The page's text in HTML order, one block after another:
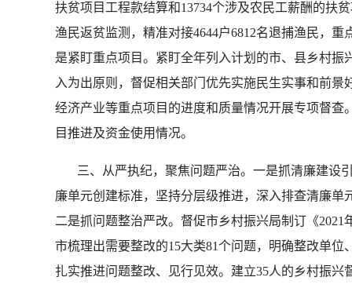
扶贫项目工程款结算和13734个涉及农民工薪酬的扶
渔民返贫监测，精准对接4644户6812名退捕渔民，
是紧盯重点项目。紧盯全年列入计划的市、县乡村
入为出原则，督促相关部门优先实施民生实事和前
经济产业等重点项目的进度和质量情况开展专项督
目推进及资金使用情况。
三、从严执纪，聚焦问题严治。一是抓清廉建设
廉单元创建标准，坚持分层级推进，深入排查清廉单
二是抓问题整治严改。督促市乡村振兴局制订《
市梳理出需要整改的15大类81个问题，明确整改单
扎实推进问题整改、见行见效。建立35人的乡村振